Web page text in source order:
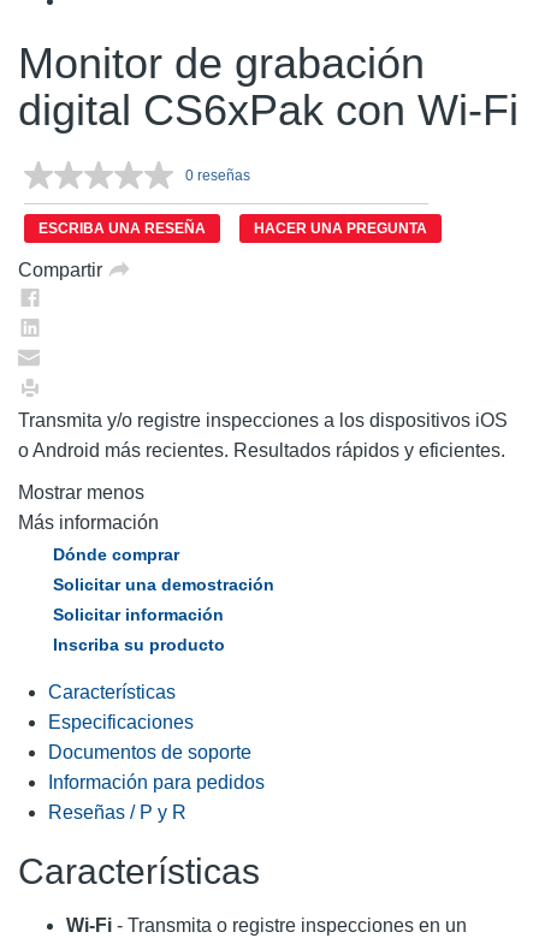
Monitor de grabación
digital CS6xPak con Wi-Fi
Sin
puntuación.
Enlace
en
0 reseñas
ESCRIBA UNA RESEÑA HACER UNA PREGUNTA
Compartir
Transmita y/o registre inspecciones a los dispositivos iOS
o Android más recientes. Resultados rápidos y eficientes.
Mostrar menos
Más información
Dónde comprar
Solicitar una demostración
Solicitar información
Inscriba su producto
Características
Especificaciones
Documentos de soporte
Información para pedidos
Reseñas / P y R
Características
Wi-Fi - Transmita o registre inspecciones en un